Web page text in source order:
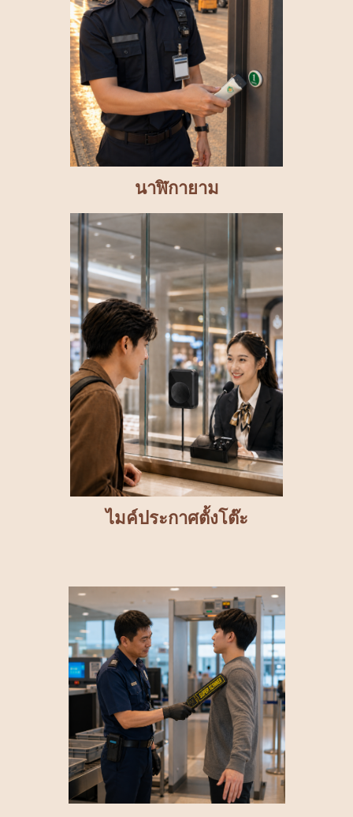
นาฬิกายาม
ไมค์ประกาศตั้งโต๊ะ